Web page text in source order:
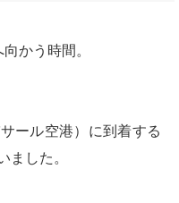
かう時間。
ール空港）に到着する
ました。